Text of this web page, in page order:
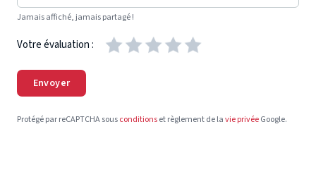
Jamais affiché, jamais partagé !
Votre évaluation :
Envoyer
Protégé par reCAPTCHA sousconditionset règlement de lavie privéeGoogle.